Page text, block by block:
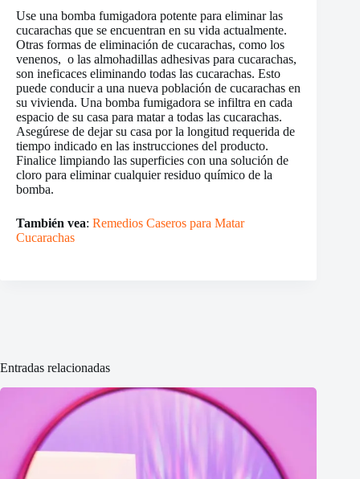
Use una bomba fumigadora potente para eliminar las
cucarachas que se encuentran en su vida actualmente.
Otras formas de eliminación de cucarachas, como los
venenos, o las almohadillas adhesivas para cucarachas,
son ineficaces eliminando todas las cucarachas. Esto
puede conducir a una nueva población de cucarachas en
su vivienda. Una bomba fumigadora se infiltra en cada
espacio de su casa para matar a todas las cucarachas.
Asegúrese de dejar su casa por la longitud requerida de
tiempo indicado en las instrucciones del producto.
Finalice limpiando las superficies con una solución de
cloro para eliminar cualquier residuo químico de la
bomba.
También vea: Remedios Caseros para Matar
Cucarachas
Entradas relacionadas